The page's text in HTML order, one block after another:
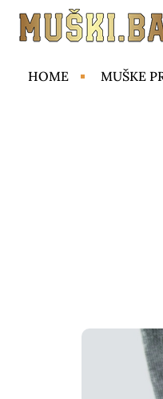
HOME MUŠKE